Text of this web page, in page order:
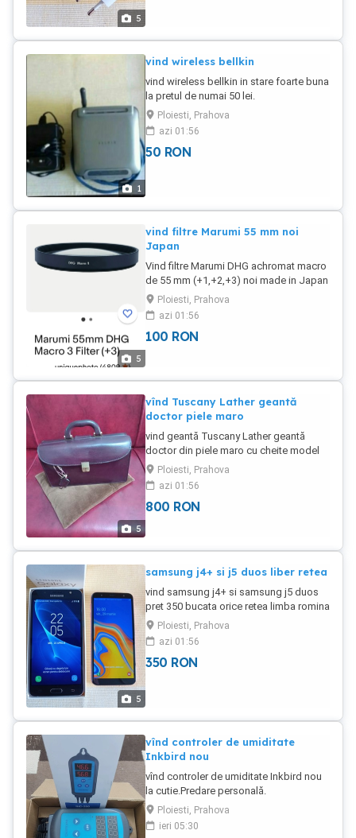
5
1
vind wireless bellkin
vind wireless bellkin in stare foarte buna
la pretul de numai 50 lei.
Ploiesti, Prahova
azi 01:56
50 RON
5
vind filtre Marumi 55 mm noi
Japan
Vind filtre Marumi DHG achromat macro
de 55 mm (+1,+2,+3) noi made in Japan
setul de 3buc.
Ploiesti, Prahova
azi 01:56
100 RON
5
vînd Tuscany Lather geantă
doctor piele maro
vind geantă Tuscany Lather geantă
doctor din piele maro cu cheite model
deosebit unisex stare impecabila.
Ploiesti, Prahova
azi 01:56
800 RON
5
samsung j4+ si j5 duos liber retea
vind samsung j4+ si samsung j5 duos
pret 350 bucata orice retea limba romina
stare foarte buna de functionare cit si
estetica.
Ploiesti, Prahova
azi 01:56
350 RON
vînd controler de umiditate
Inkbird nou
vînd controler de umiditate Inkbird nou
la cutie.Predare personală.
Ploiesti, Prahova
ieri 05:30